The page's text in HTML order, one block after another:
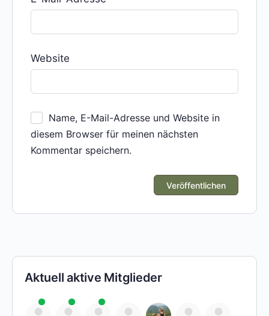
Website
Name, E-Mail-Adresse und Website in
diesem Browser für meinen nächsten
Kommentar speichern.
Aktuell aktive Mitglieder